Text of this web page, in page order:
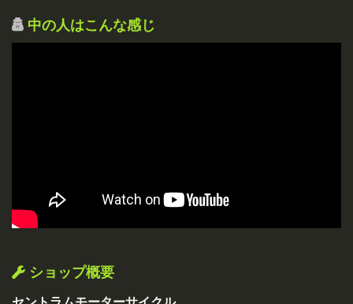
中の人はこんな感じ
ショップ概要